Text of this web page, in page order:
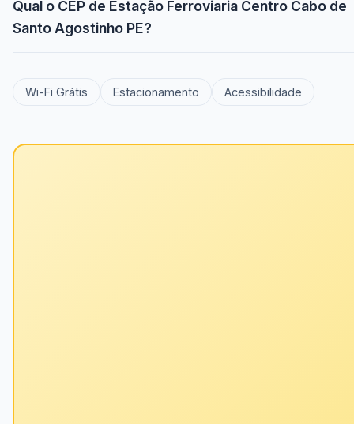
Qual o CEP de Estação Ferroviaria Centro Cabo de
Santo Agostinho PE?
Wi-Fi Grátis Estacionamento Acessibilidade